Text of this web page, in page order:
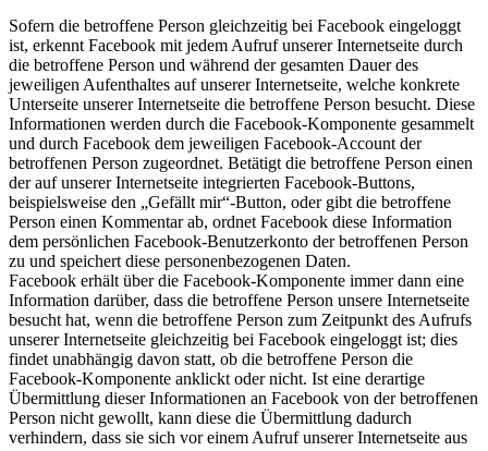
Sofern die betroffene Person gleichzeitig bei Facebook eingeloggt
ist, erkennt Facebook mit jedem Aufruf unserer Internetseite durch
die betroffene Person und während der gesamten Dauer des
jeweiligen Aufenthaltes auf unserer Internetseite, welche konkrete
Unterseite unserer Internetseite die betroffene Person besucht. Diese
Informationen werden durch die Facebook-Komponente gesammelt
und durch Facebook dem jeweiligen Facebook-Account der
betroffenen Person zugeordnet. Betätigt die betroffene Person einen
der auf unserer Internetseite integrierten Facebook-Buttons,
beispielsweise den „Gefällt mir“-Button, oder gibt die betroffene
Person einen Kommentar ab, ordnet Facebook diese Information
dem persönlichen Facebook-Benutzerkonto der betroffenen Person
zu und speichert diese personenbezogenen Daten.
Facebook erhält über die Facebook-Komponente immer dann eine
Information darüber, dass die betroffene Person unsere Internetseite
besucht hat, wenn die betroffene Person zum Zeitpunkt des Aufrufs
unserer Internetseite gleichzeitig bei Facebook eingeloggt ist; dies
findet unabhängig davon statt, ob die betroffene Person die
Facebook-Komponente anklickt oder nicht. Ist eine derartige
Übermittlung dieser Informationen an Facebook von der betroffenen
Person nicht gewollt, kann diese die Übermittlung dadurch
verhindern, dass sie sich vor einem Aufruf unserer Internetseite aus